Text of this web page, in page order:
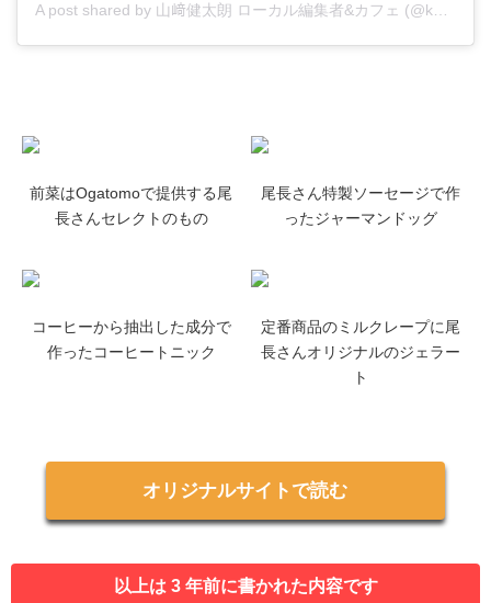
A post shared by 山﨑健太朗 ローカル編集者&カフェ (@ken_yamasaki)
前菜はOgatomoで提供する尾
長さんセレクトのもの
尾長さん特製ソーセージで作
ったジャーマンドッグ
コーヒーから抽出した成分で
作ったコーヒートニック
定番商品のミルクレープに尾
長さんオリジナルのジェラー
ト
オリジナルサイトで読む
以上は 3 年前に書かれた内容です